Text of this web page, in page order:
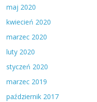
maj 2020
kwiecień 2020
marzec 2020
luty 2020
styczeń 2020
marzec 2019
październik 2017